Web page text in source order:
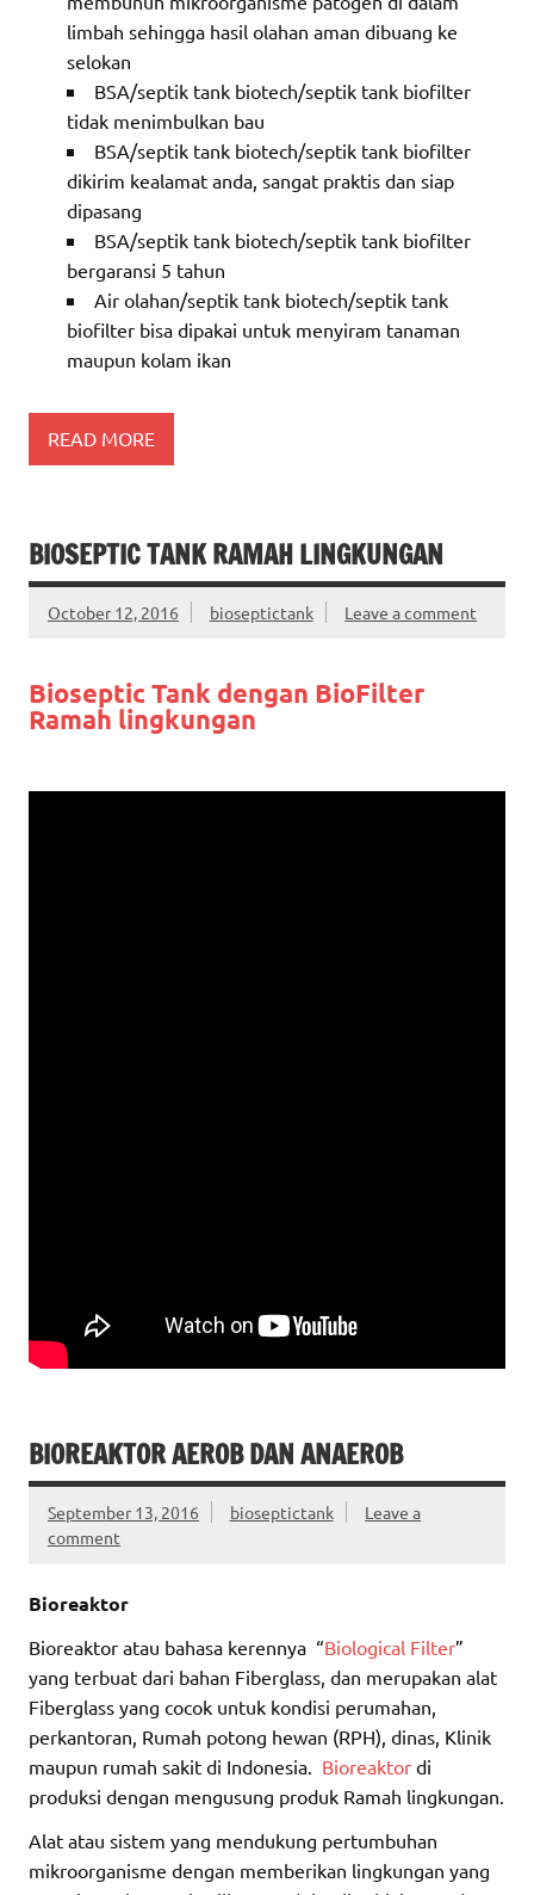
limbah sehingga hasil olahan aman dibuang ke
selokan
BSA/septik tank biotech/septik tank biofilter
tidak menimbulkan bau
BSA/septik tank biotech/septik tank biofilter
dikirim kealamat anda, sangat praktis dan siap
dipasang
BSA/septik tank biotech/septik tank biofilter
bergaransi 5 tahun
Air olahan/septik tank biotech/septik tank
biofilter bisa dipakai untuk menyiram tanaman
maupun kolam ikan
READ MORE
BIOSEPTIC TANK RAMAH LINGKUNGAN
October 12, 2016 bioseptictank Leave a comment
Bioseptic Tank dengan BioFilter
Ramah lingkungan
BIOREAKTOR AEROB DAN ANAEROB
September 13, 2016 bioseptictank
Leave a
comment
Bioreaktor
Bioreaktor atau bahasa kerennya “Biological Filter”
yang terbuat dari bahan Fiberglass, dan merupakan alat
Fiberglass yang cocok untuk kondisi perumahan,
perkantoran, Rumah potong hewan (RPH), dinas, Klinik
maupun rumah sakit di Indonesia. Bioreaktor di
produksi dengan mengusung produk Ramah lingkungan.
Alat atau sistem yang mendukung pertumbuhan
mikroorganisme dengan memberikan lingkungan yang